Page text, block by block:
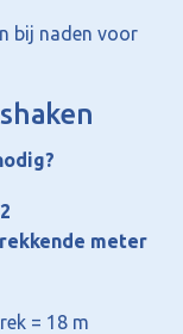
bij naden voor
meter
= 18 m